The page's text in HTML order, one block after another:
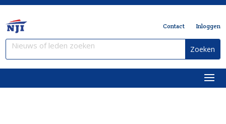
Contact Inloggen